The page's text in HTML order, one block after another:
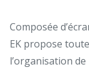
Composée
EK propose
l’organisation